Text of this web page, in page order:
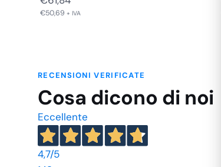
€50,69 + IVA
RECENSIONI VERIFICATE
Cosa dicono di noi
Eccellente
4,7/5